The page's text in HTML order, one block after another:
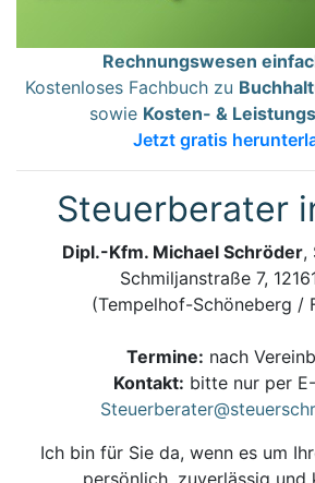
Rechnungswesen
Kostenloses Fachbuch zu
sowie Kosten- &
Jetzt gratis
Steuerberater
Dipl.-Kfm. Michael Schröder,
Schmiljanstraße 7,
(Tempelhof-Schöneberg /
Termine: nach
Kontakt: bitte nur per
Ich bin für Sie da, wenn es um
persönlich, zuverlässig und